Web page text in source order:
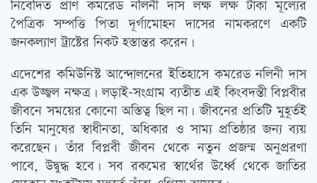
নিবেদিত প্রাণ কমরেড নলিনী দাস লক্ষ লক্ষ টাকা মূল্যের
পৈত্রিক সম্পত্তি পিতা দূর্গামোহন দাসের নামকরণে একটি
জনকল্যাণ ট্রাষ্টের নিকট হস্তান্তর করেন।
এদেশের কমিউনিস্ট আন্দোলনের ইতিহাসে কমরেড নলিনী দাস
এক উজ্জ্বল নক্ষত্র। লড়াই-সংগ্রাম ব্যতীত এই কিংবদন্তী বিপ্লবীর
জীবনে সময়ের কোনো অস্তিত্ব ছিল না। জীবনের প্রতিটি মুহূর্তই
তিনি মানুষের স্বাধীনতা, অধিকার ও সাম্য প্রতিষ্ঠার জন্য ব্যয়
করেছেন। তাঁর বিপ্লবী জীবন থেকে নতুন প্রজন্ম অনুপ্ররণা
পাবে, উদ্বুদ্ধ হবে। সব রকমের স্বার্থের উর্ধ্বে থেকে জাতির